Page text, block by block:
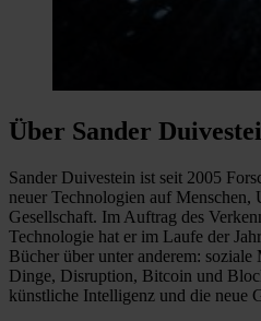
Über Sander
Sander Duivestein ist seit 2005
neuer Technologien auf Menschen,
Gesellschaft. Im Auftrag des
Technologie hat er im Laufe der
Bücher über unter anderem:
Dinge, Disruption, Bitcoin und
künstliche Intelligenz und die neue